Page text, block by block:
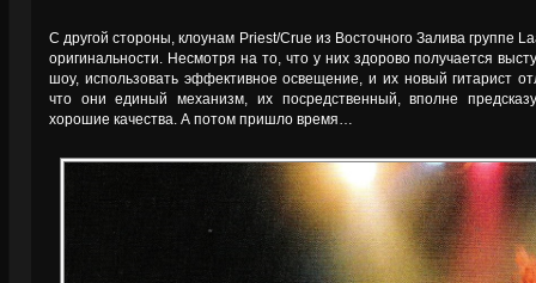
С другой стороны, клоунам Priest/Crue из Восточного Залива группе
оригинальности. Несмотря на то, что у них здорово получается
шоу, использовать эффективное освещение, и их новый гитарист
что они единый механизм, их посредственный, вполне
хорошие качества. А потом пришло время…